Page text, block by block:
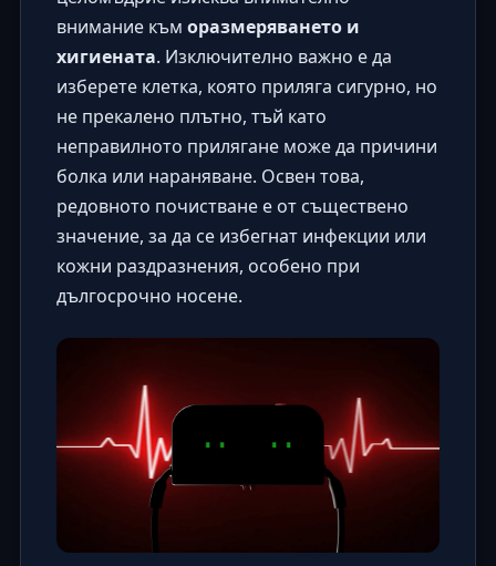
внимание към оразмеряването и
хигиената. Изключително важно е да
изберете клетка, която приляга сигурно, но
не прекалено плътно, тъй като
неправилното прилягане може да причини
болка или нараняване. Освен това,
редовното почистване е от съществено
значение, за да се избегнат инфекции или
кожни раздразнения, особено при
дългосрочно носене.